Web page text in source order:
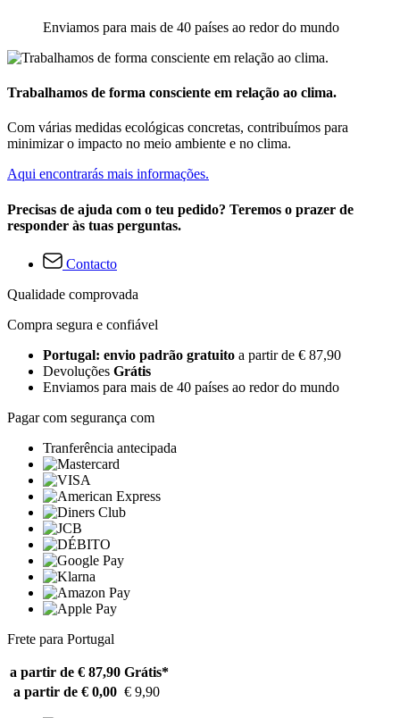
Enviamos para mais de 40 países ao redor do mundo
Trabalhamos de forma consciente em relação ao clima.
Com várias medidas ecológicas concretas, contribuímos para
minimizar o impacto no meio ambiente e no clima.
Aqui encontrarás mais informações.
Precisas de ajuda com o teu pedido? Teremos o prazer de
responder às tuas perguntas.
Contacto
Qualidade comprovada
Compra segura e confiável
Portugal: envio padrão gratuito a partir de € 87,90
Devoluções Grátis
Enviamos para mais de 40 países ao redor do mundo
Pagar com segurança com
Tranferência antecipada
Frete para Portugal
a partir de € 87,90 Grátis*
a partir de € 0,00 € 9,90